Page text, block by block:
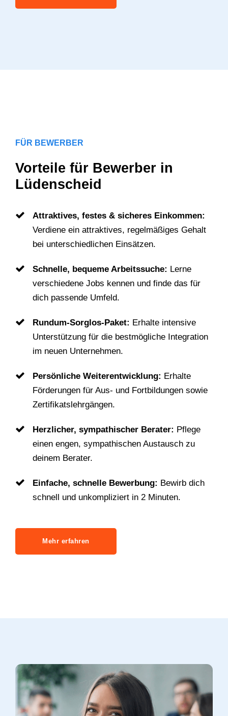
FÜR BEWERBER
Vorteile für Bewerber in
Lüdenscheid
Attraktives, festes & sicheres Einkommen:
Verdiene ein attraktives, regelmäßiges Gehalt
bei unterschiedlichen Einsätzen.
Schnelle, bequeme Arbeitssuche: Lerne
verschiedene Jobs kennen und finde das für
dich passende Umfeld.
Rundum-Sorglos-Paket: Erhalte intensive
Unterstützung für die bestmögliche Integration
im neuen Unternehmen.
Persönliche Weiterentwicklung: Erhalte
Förderungen für Aus- und Fortbildungen sowie
Zertifikatslehrgängen.
Herzlicher, sympathischer Berater: Pflege
einen engen, sympathischen Austausch zu
deinem Berater.
Einfache, schnelle Bewerbung: Bewirb dich
schnell und unkompliziert in 2 Minuten.
Mehr erfahren